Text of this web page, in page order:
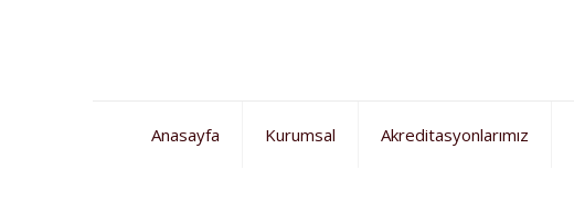
Anasayfa Kurumsal Akreditasyonlarımız